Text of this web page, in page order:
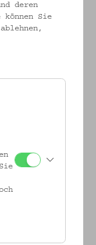
einer informellen
der
Zugänge,
Die
einer
deren
Sie